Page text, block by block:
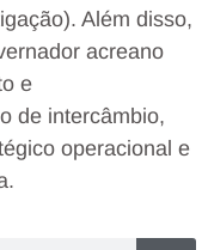
Além disso,
acreano
e
de intercâmbio,
operacional e